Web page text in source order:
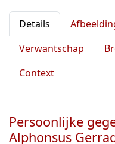
Details
Verwantschap
Context
Persoonlijke
Alphonsus